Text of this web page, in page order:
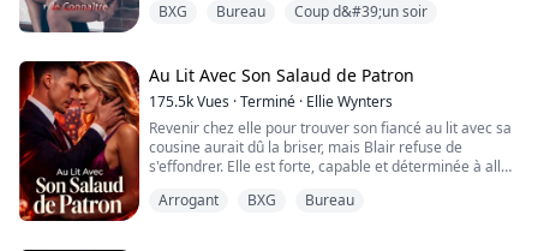
je l'ai trouvé assis derrière le bureau du PDG.
m'a fait gémir, et il agit comme si c'était moi qui avais
franchi une limite.
Tout a commencé par un défi. Cela s'est terminé par
l'homme qu'elle ne devrait jamais désirer.
June...
BXG Bureau Coup d&#39;un soir
Au Lit Avec Son Salaud de Patron
175.5kVues ·Terminé · Ellie Wynters
Revenir chez elle pour trouver son fiancé au lit avec sa
cousine aurait dû la briser, mais Blair refuse de
s'effondrer. Elle est forte, capable et déterminée à aller
son chagrin dans trop de scotch de son patron... ou de
Arrogant BXG Bureau